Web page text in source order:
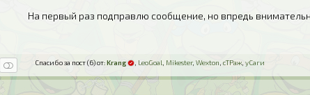
На первый раз подправлю сообщение, но впредь
Спасибо за пост (6) от:Krang LeoGoal Mikester,Wexton ,сТРаж ,уСаги